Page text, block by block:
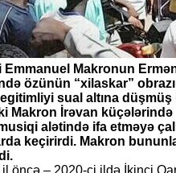
Emmanuel Makronun
özünün “xilaskar”
sual altına
Makron İrəvan
alətində ifa etməyə
keçirirdi. Makron
öncə – 2020-ci ildə İkinci